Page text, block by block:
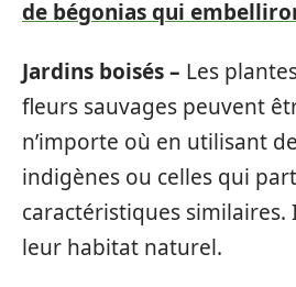
de bégonias qui
Jardins boisés – Les
fleurs sauvages peuvent
n’importe où en utilisant
indigènes ou celles qui
caractéristiques similaires.
leur habitat naturel.